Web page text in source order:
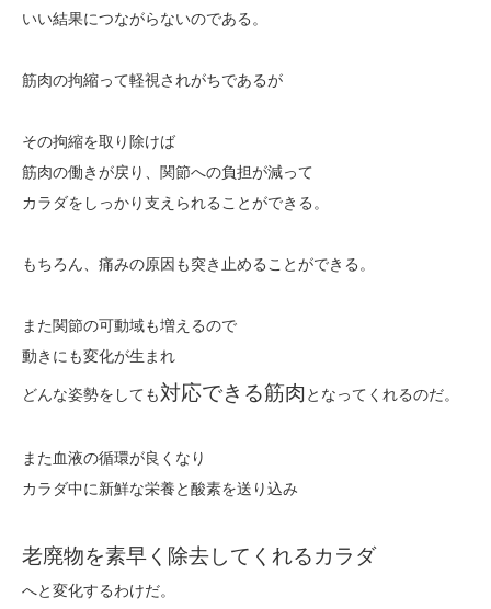
いい結果につながらないのである。
筋肉の拘縮って軽視されがちであるが
その拘縮を取り除けば
筋肉の働きが戻り、関節への負担が減って
カラダをしっかり支えられることができる。
もちろん、痛みの原因も突き止めることができる。
また関節の可動域も増えるので
動きにも変化が生まれ
どんな姿勢をしても対応できる筋肉となってくれるのだ。
また血液の循環が良くなり
カラダ中に新鮮な栄養と酸素を送り込み
老廃物を素早く除去してくれるカラダ
へと変化するわけだ。